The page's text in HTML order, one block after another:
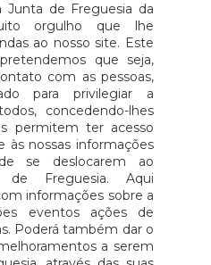
Junta de Freguesia da
orgulho que lhe
ao nosso site. Este
que seja,
com as pessoas,
para privilegiar a
concedendo-lhes
permitem ter acesso
às nossas informações
se deslocarem ao
Freguesia. Aqui
informações sobre a
eventos ações de
Poderá também dar o
a serem